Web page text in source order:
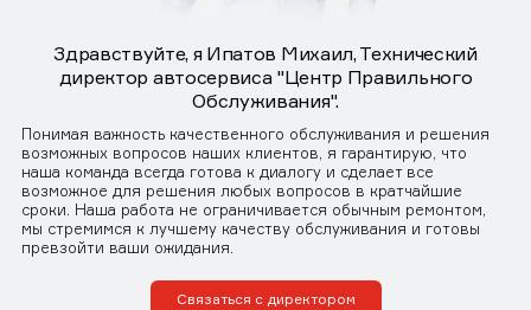
Здравствуйте, я Ипатов Михаил, Технический
директор автосервиса "Центр Правильного
Обслуживания".
Понимая важность качественного обслуживания и решения
возможных вопросов наших клиентов, я гарантирую, что
наша команда всегда готова к диалогу и сделает все
возможное для решения любых вопросов в кратчайшие
сроки. Наша работа не ограничивается обычным ремонтом,
мы стремимся к лучшему качеству обслуживания и готовы
превзойти ваши ожидания.
Связаться с директором